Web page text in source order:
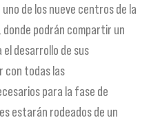
de los nueve centros de la
podrán compartir un
desarrollo de sus
con todas las
para la fase de
estarán rodeados de un